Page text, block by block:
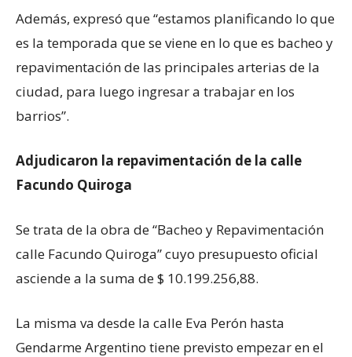
Además, expresó que “estamos planificando lo que
es la temporada que se viene en lo que es bacheo y
repavimentación de las principales arterias de la
ciudad, para luego ingresar a trabajar en los
barrios”.
Adjudicaron la repavimentación de la calle
Facundo Quiroga
Se trata de la obra de “Bacheo y Repavimentación
calle Facundo Quiroga” cuyo presupuesto oficial
asciende a la suma de $ 10.199.256,88.
La misma va desde la calle Eva Perón hasta
Gendarme Argentino tiene previsto empezar en el